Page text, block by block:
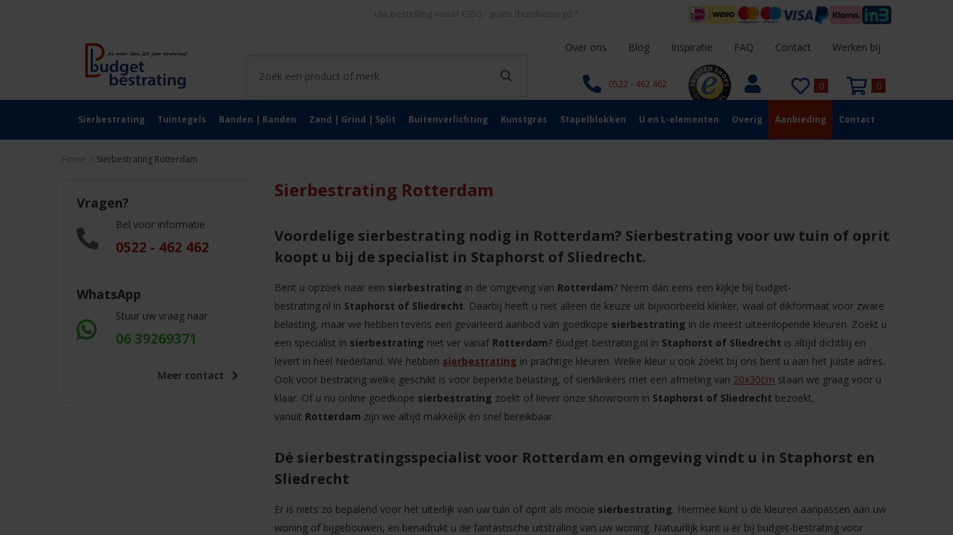
Uw bestelling vanaf €950,- gratis thuisbezorgd *
Over ons Blog Inspiratie FAQ Contact Werken bij
0522 - 462 462 0 0
Sierbestrating Tuintegels Banden | Randen Zand | Grind | Split Buitenverlichting Kunstgras Stapelblokken U en L-elementen Overig Aanbieding Contact
Home Sierbestrating Rotterdam
Vragen?
Bel voor informatie
0522 - 462 462
WhatsApp
Stuur uw vraag naar
06 39269371
Meer contact
Sierbestrating Rotterdam
Voordelige sierbestrating nodig in Rotterdam? Sierbestrating voor uw tuin of oprit
koopt u bij de specialist in Staphorst of Sliedrecht.
Bent u opzoek naar een sierbestrating in de omgeving van Rotterdam? Neem dan eens een kijkje bij budget-
bestrating.nl in Staphorst of Sliedrecht. Daarbij heeft u niet alleen de keuze uit bijvoorbeeld klinker, waal of dikformaat voor zware
belasting, maar we hebben tevens een gevarieerd aanbod van goedkope sierbestrating in de meest uiteenlopende kleuren. Zoekt u
een specialist in sierbestrating niet ver vanaf Rotterdam? Budget-bestrating.nl in Staphorst of Sliedrecht is altijd dichtbij en
levert in heel Nederland. We hebben sierbestrating in prachtige kleuren. Welke kleur u ook zoekt bij ons bent u aan het juiste adres.
Ook voor bestrating welke geschikt is voor beperkte belasting, of sierklinkers met een afmeting van 20x30cm staan we graag voor u
klaar. Of u nu online goedkope sierbestrating zoekt of liever onze showroom in Staphorst of Sliedrecht bezoekt,
vanuit Rotterdam zijn we altijd makkelijk én snel bereikbaar.
Dé sierbestratingsspecialist voor Rotterdam en omgeving vindt u in Staphorst en
Sliedrecht
Er is niets zo bepalend voor het uiterlijk van uw tuin of oprit als mooie sierbestrating. Hiermee kunt u de kleuren aanpassen aan uw
woning of bijgebouwen, en benadrukt u de fantastische uitstraling van uw woning. Natuurlijk kunt u er bij budget-bestrating voor